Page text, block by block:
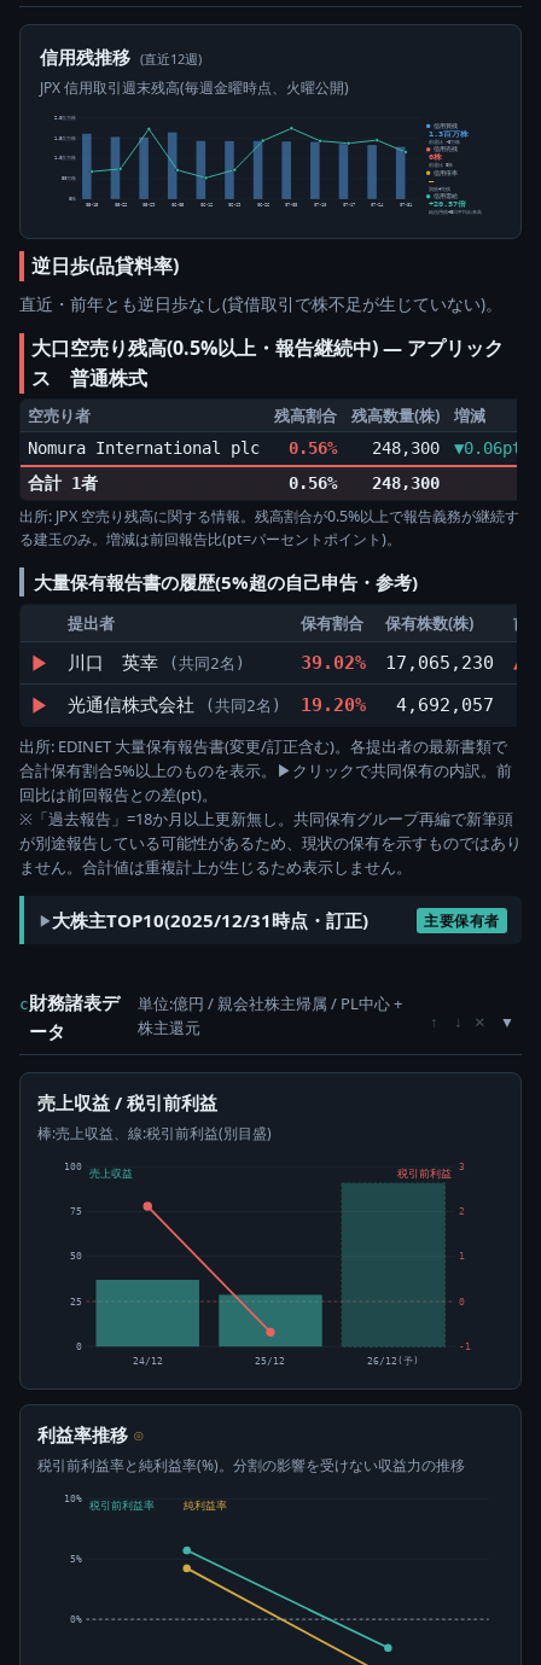
信用残推移 (直近12週)
JPX 信用取引週末残高(毎週金曜時点、火曜公開)
0株
50万株
1.0百万株
1.5百万株
2.0百万株
05-15 05-22 05-29 06-05 06-12 06-19 06-26 07-03 07-10 07-17 07-24 07-31
信用買残
1.3百万株
前週比 -5万株
信用売残
0株
前週比 0株
信用倍率
―
買残÷売残
信用需給
+20.57倍
純信用残÷5日平均出来高
逆日歩(品貸料率)
直近・前年とも逆日歩なし(貸借取引で株不足が生じていない)。
大口空売り残高(0.5%以上・報告継続中) ― アプリック
ス 普通株式
空売り者 残高割合 残高数量(株) 増減
Nomura International plc 0.56% 248,300 ▼0.06pt
合計 1者
0.56% 248,300
出所: JPX 空売り残高に関する情報。残高割合が0.5%以上で報告義務が継続す
る建玉のみ。増減は前回報告比(pt=パーセントポイント)。
大量保有報告書の履歴(5%超の自己申告・参考)
提出者 保有割合 保有株数(株) 前
▶ 川口 英幸 (共同2名) 39.02% 17,065,230
▶ 光通信株式会社 (共同2名) 19.20% 4,692,057
出所: EDINET 大量保有報告書(変更/訂正含む)。各提出者の最新書類で
合計保有割合5%以上のものを表示。▶クリックで共同保有の内訳。前
回比は前回報告との差(pt)。
※「過去報告」=18か月以上更新無し。共同保有グループ再編で新筆頭
が別途報告している可能性があるため、現状の保有を示すものではあり
ません。合計値は重複計上が生じるため表示しません。
大株主TOP10(2025/12/31時点・訂正) 主要保有者
c財務諸表デ
ータ
単位:億円 / 親会社株主帰属 / PL中心 +
株主還元
↑ ↓ ×
売上収益 / 税引前利益
棒:売上収益、線:税引前利益(別目盛)
0
25
50
75
100
-1
0
1
2
3
24/12 25/12 26/12(予)
売上収益 税引前利益
利益率推移 ⊙
税引前利益率と純利益率(%)。分割の影響を受けない収益力の推移
0%
5%
10%
税引前利益率 純利益率